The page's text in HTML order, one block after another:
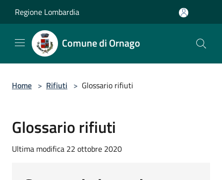
Regione Lombardia
Comune di Ornago
Home > Rifiuti > Glossario rifiuti
Glossario rifiuti
Ultima modifica 22 ottobre 2020